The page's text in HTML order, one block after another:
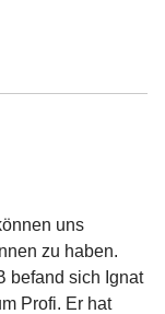
uns
zu haben.
befand sich Ignat
Profi. Er hat